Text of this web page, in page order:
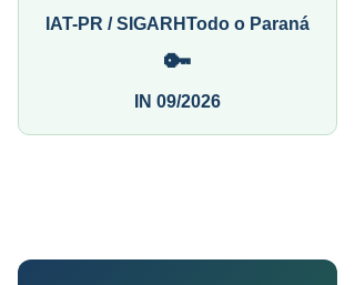
IAT-PR / SIGARHTodo o Paraná
🔑
IN 09/2026